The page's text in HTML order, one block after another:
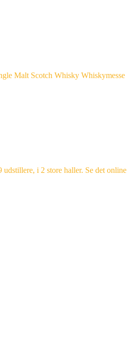
Malt Scotch Whisky Whiskymesse
i 2 store haller. Se det